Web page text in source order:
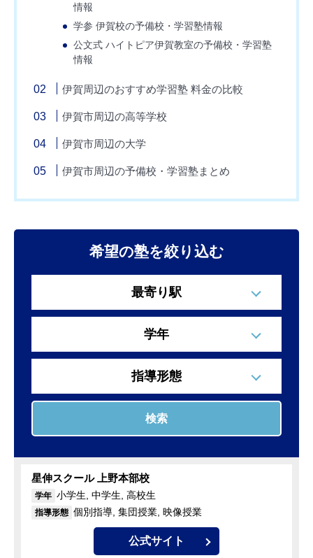
情報
学参 伊賀校の予備校・学習塾情報
公文式 ハイトピア伊賀教室の予備校・学習塾
情報
伊賀周辺のおすすめ学習塾 料金の比較
伊賀市周辺の高等学校
伊賀市周辺の大学
伊賀市周辺の予備校・学習塾まとめ
希望の塾を絞り込む
最寄り駅
学年
指導形態
検索
星伸スクール 上野本部校
学年 小学生, 中学生, 高校生
指導形態 個別指導, 集団授業, 映像授業
公式サイト